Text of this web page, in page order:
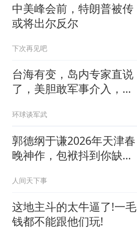
中美峰会前，特朗普被传
或将出尔反尔
下次再见吧
台海有变，岛内专家直说
了，美胆敢军事介入，战
环球谈军武
郭德纲于谦2026年天津春
晚神作，包袱抖到你缺氧
人间天下事
这地主斗的太牛逼了!一毛
钱都不能跟他们玩!